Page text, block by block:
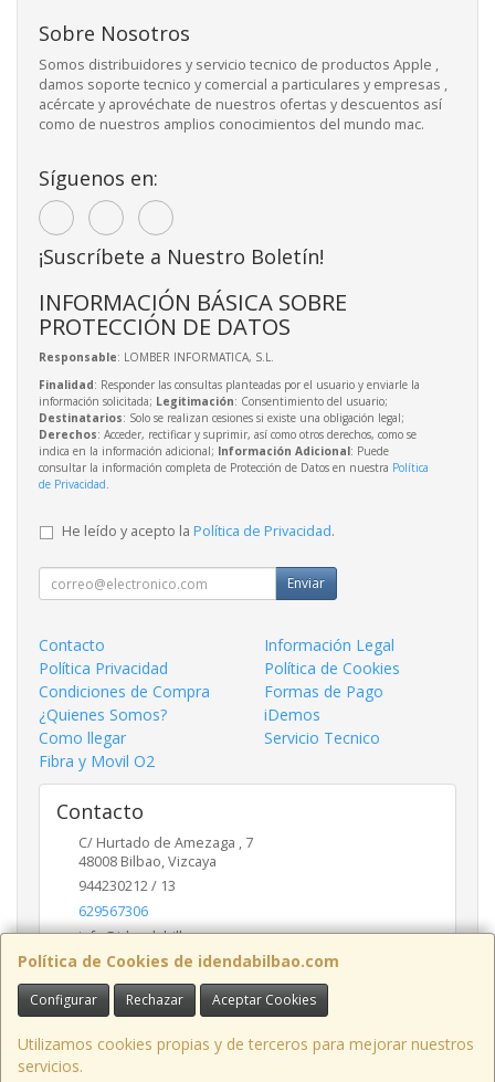
Política de Cookies de idendabilbao.com
Configurar Rechazar Aceptar Cookies
Utilizamos cookies propias y de terceros para mejorar nuestros
servicios.
Sobre Nosotros
Somos distribuidores y servicio tecnico de productos Apple ,
damos soporte tecnico y comercial a particulares y empresas ,
acércate y aprovéchate de nuestros ofertas y descuentos así
como de nuestros amplios conocimientos del mundo mac.
Síguenos en:
¡Suscríbete a Nuestro Boletín!
INFORMACIÓN BÁSICA SOBRE
PROTECCIÓN DE DATOS
Responsable: LOMBER INFORMATICA, S.L.
Finalidad: Responder las consultas planteadas por el usuario y enviarle la
información solicitada; Legitimación: Consentimiento del usuario;
Destinatarios: Solo se realizan cesiones si existe una obligación legal;
Derechos: Acceder, rectificar y suprimir, así como otros derechos, como se
indica en la información adicional; Información Adicional: Puede
consultar la información completa de Protección de Datos en nuestra Política
de Privacidad.
He leído y acepto la Política de Privacidad.
Enviar
Contacto
Información Legal
Política Privacidad
Política de Cookies
Condiciones de Compra
Formas de Pago
¿Quienes Somos?
iDemos
Como llegar
Servicio Tecnico
Fibra y Movil O2
Contacto
C/ Hurtado de Amezaga , 7
48008 Bilbao,Vizcaya
944230212 / 13
629567306
info@idendabilbao.com
Horario
Lunes viernes 10 - 14 y 16 - 20